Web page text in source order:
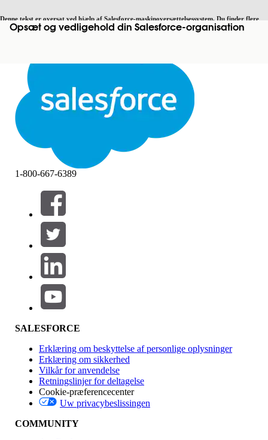
Denne tekst er oversat ved hjælp af Salesforce-maskinoversættelsessystem. Du finder flere
detaljerher. Skift til engelsk Ikke nu
Luk
Opsæt og vedligehold din Salesforce-organisation
Filtre (0)
VÆLG FILTRE
Produktområde
Funktionspåvirkning
Version
1-800-667-6389
SALESFORCE
Erklæring om beskyttelse af personlige oplysninger
Erklæring om sikkerhed
Vilkår for anvendelse
Retningslinjer for deltagelse
Cookie-præferencecenter
Uw privacybeslissingen
COMMUNITY